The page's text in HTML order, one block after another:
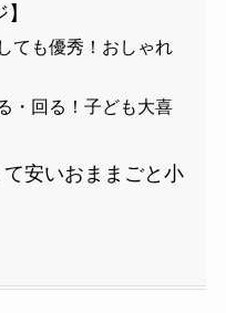
ても優秀！おしゃれ
・回る！子ども大喜
安いおままごと小